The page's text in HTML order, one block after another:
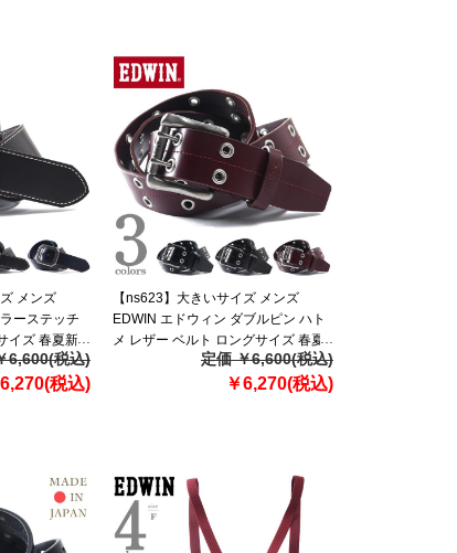
メンズ
ーステッチ
イズ 春夏新
6,600(税込)
税込)
【ns623】大きいサイズ メンズ
EDWIN エドウィン ダブルピン ハト
メ レザー ベルト ロングサイズ 春夏
定価 ￥6,600(税込)
￥6,270(税込)